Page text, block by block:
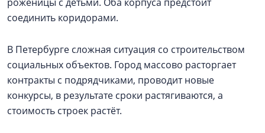
соединить коридорами.
В Петербурге сложная ситуация со строительством
социальных объектов. Город массово расторгает
контракты с подрядчиками, проводит новые
конкурсы, в результате сроки растягиваются, а
стоимость строек растёт.